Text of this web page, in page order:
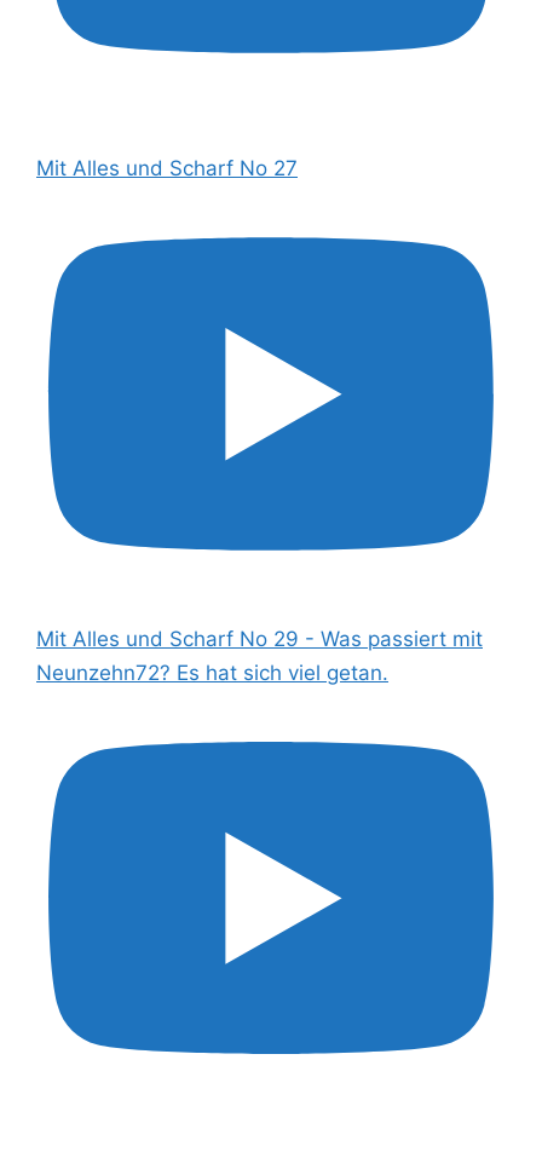
Mit Alles und Scharf No 27
Mit Alles und Scharf No 29 - Was passiert mit
Neunzehn72? Es hat sich viel getan.